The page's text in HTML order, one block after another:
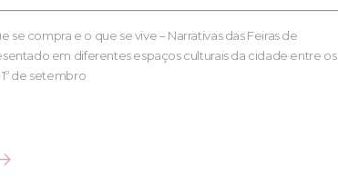
se compra e o que se vive – Narrativas das Feiras de
em diferentes espaços culturais da cidade entre os
de setembro